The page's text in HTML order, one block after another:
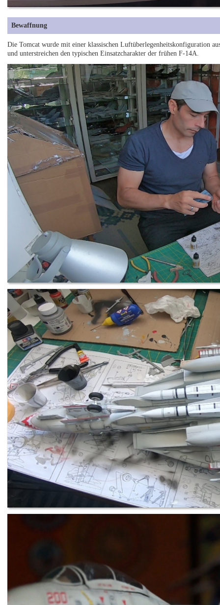
Bewaffnung
Die Tomcat wurde mit einer klassischen Luftüberlegenheitskonfiguration
und unterstreichen den typischen Einsatzcharakter der frühen F-14A.